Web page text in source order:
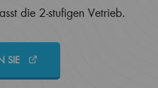
die 2-stufigen Vetrieb.
SIE